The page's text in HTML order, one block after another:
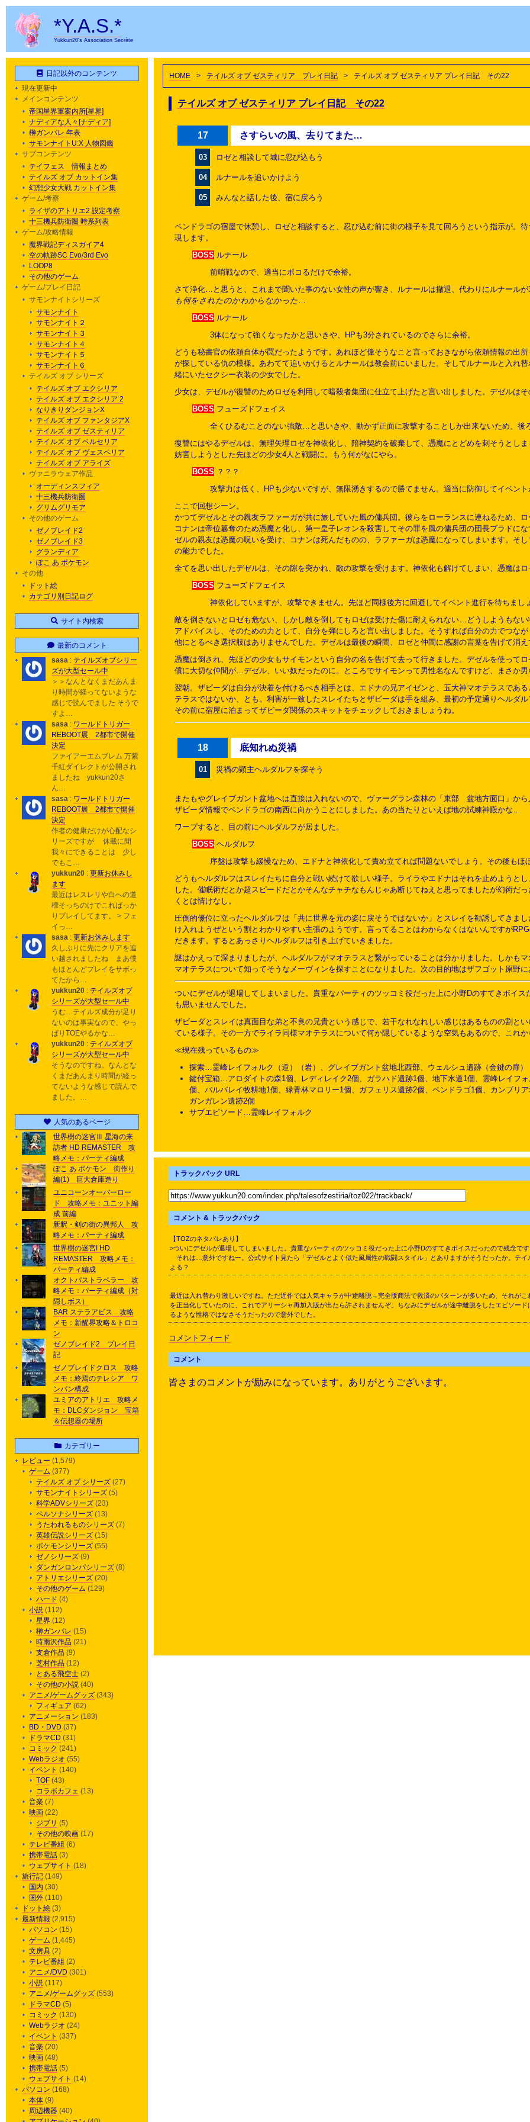
*Y.A.S.*
Yukkun20's Association Secrète
HOME > テイルズ オブ ゼスティリア プレイ日記 > テイルズ オブ ゼスティリア プレイ日記 その22
テイルズ オブ ゼスティリア プレイ日記 その22
17 さすらいの風、去りてまた…
03 ロゼと相談して城に忍び込もう
04 ルナールを追いかけよう
05 みんなと話した後、宿に戻ろう
ペンドラゴの宿屋で休憩し、ロゼと相談すると、忍び込む前に街の様子を見て回ろうという指示が。
現します。
BOSS ルナール
前哨戦なので、適当にボコるだけで余裕。
さて浄化…と思うと、これまで聞いた事のない女性の声が響き、ルナールは撤退、代わりにルナールが
も何をされたのかわからなかった…
BOSS ルナール
3体になって強くなったかと思いきや、HPも3分されているのでさらに余裕。
どうも秘書官の依頼自体が罠だったようです。あれほど偉そうなこと言っておきながら依頼情報の出
が探している仇の模様。あわてて追いかけるとルナールは教会前にいました。そしてルナールと入れ
緒にいたセクシー衣装の少女でした。
少女は、デゼルが復讐のためロゼを利用して暗殺者集団に仕立て上げたと言い出しました。デゼルは
BOSS フューズドフェイス
全くひるむことのない強敵…と思いきや、動かず正面に攻撃することしか出来ないため、後
復讐にはやるデゼルは、無理矢理ロゼを神依化し、陪神契約を破棄して、憑魔にとどめを刺そうとし
妨害しようとした先ほどの少女4人と戦闘に。もう何がなにやら。
BOSS ？？？
攻撃力は低く、HPも少ないですが、無限湧きするので勝てません。適当に防御してイベント
ここで回想シーン。
かつてデゼルとその親友ラファーガが共に旅していた風の傭兵団。彼らをローランスに連ねるため、
コナンは帝位簒奪のため憑魔と化し、第一皇子レオンを殺害してその罪を風の傭兵団の団長ブラドに
ゼルの親友は憑魔の呪いを受け、コナンは死んだものの、ラファーガは憑魔になってしまいます。そ
の能力でした。
全てを思い出したデゼルは、その隙を突かれ、敵の攻撃を受けます。神依化も解けてしまい、憑魔はロ
BOSS フューズドフェイス
神依化していますが、攻撃できません。先ほど同様後方に回避してイベント進行を待ちまし
敵を倒さないとロゼも危ない、しかし敵を倒してもロゼは受けた傷に耐えられない…どうしようもな
アドバイスし、そのための力として、自分を弾にしろと言い出しました。そうすれば自分の力でつな
他にとるべき選択肢はありませんでした。デゼルは最後の瞬間、ロゼと仲間に感謝の言葉を告げて消え
憑魔は倒され、先ほどの少女もサイモンという自分の名を告げて去って行きました。デゼルを使って
償に大切な仲間が…デゼル、いい奴だったのに。ところでサイモンって男性名なんですけど、まさか
翌朝。ザビーダは自分が決着を付けるべき相手とは、エドナの兄アイゼンと、五大神マオテラスであ
テラスではないか、とも。利害が一致したスレイたちとザビーダは手を組み、最初の予定通りヘルダ
その前に宿屋に泊まってザビーダ関係のスキットをチェックしておきましょうね。
18 底知れぬ災禍
01 災禍の顕主ヘルダルフを探そう
またもやグレイブガント盆地へは直接は入れないので、ヴァーグラン森林の「東部 盆地方面口」か
ザビーダ情報でペンドラゴの南西に向かうことにしました。あの当たりといえば地の試練神殿かな…
ワープすると、目の前にヘルダルフが居ました。
BOSS ヘルダルフ
序盤は攻撃も緩慢なため、エドナと神依化して責め立てれば問題ないでしょう。その後もほ
どうもヘルダルフはスレイたちに自分と戦い続けて欲しい様子。ライラやエドナはそれを止めようと
した。催眠術だとか超スピードだとかそんなチャチなもんじゃあ断じてねえと思ってましたが幻術だ
くとは情けなし。
圧倒的優位に立ったヘルダルフは「共に世界を元の姿に戻そうではないか」とスレイを勧誘してきま
け入れようぜという割とわかりやすい主張のようです。言ってることはわからなくはないんですが
だきます。するとあっさりヘルダルフは引き上げていきました。
謎はかえって深まりましたが、ヘルダルフがマオテラスと繋がっていることは分かりました。しかも
マオテラスについて知ってそうなメーヴィンを探すことになりました。次の目的地はザフゴット原野に
ついにデゼルが退場してしまいました。貴重なパーティのツッコミ役だった上に小野Dのすてきボイ
も思いませんでした。
ザビーダとスレイは真面目な弟と不良の兄貴という感じで、若干なれなれしい感じはあるものの割と
ている様子。その一方でライラ同様マオテラスについて何か隠しているような空気もあるので、これか
≪現在残っているもの≫
探索…霊峰レイフォルク（道）（岩）、グレイブガント盆地北西部、ウェルシュ遺跡（金鍵の扉）
鍵付宝箱…アロダイトの森1個、レディレイク2個、ガラハド遺跡1個、地下水道1個、霊峰レイフ
個、バルバレイ牧耕地1個、緑青林マロリー1個、ガフェリス遺跡2個、ペンドラゴ1個、カンブリ
ガンガレン遺跡2個
サブエピソード…霊峰レイフォルク
トラックバック URL
コメント & トラックバック
【TOZのネタバレあり】
>ついにデゼルが退場してしまいました。貴重なパーティのツッコミ役だった上に小野Dのすてきボイスだったので残念で
それは…意外ですねー。公式サイト見たら「デゼルとよく似た風属性の戦闘スタイル」とありますがそうだったか。テ
よる？
最近は入れ替わり激しいですね。ただ近作では人気キャラが中途離脱→完全版商法で救済のパターンが多いため、それが
を正当化していたのに、これでアリーシャ再加入版が出たら許されませんぞ。ちなみにデゼルが途中離脱をしたエピソー
るような性格ではなさそうだったので意外でした。
コメントフィード
コメント
皆さまのコメントが励みになっています。ありがとうございます。
日記以外のコンテンツ
現在更新中
メインコンテンツ
帝国星界軍案内所[星界]
ナディアな人々[ナディア]
榊ガンパレ 年表
サモンナイトU:X 人物図鑑
サブコンテンツ
テイフェス 情報まとめ
テイルズ オブ カットイン集
幻想少女大戦 カットイン集
ゲーム/考察
ライザのアトリエ2 設定考察
十三機兵防衛圏 時系列表
ゲーム/攻略情報
魔界戦記ディスガイア4
空の軌跡SC Evo/3rd Evo
LOOP8
その他のゲーム
ゲーム/プレイ日記
サモンナイトシリーズ
サモンナイト
サモンナイト２
サモンナイト３
サモンナイト４
サモンナイト５
サモンナイト６
テイルズ オブ シリーズ
テイルズ オブ エクシリア
テイルズ オブ エクシリア 2
なりきりダンジョンX
テイルズ オブ ファンタジアX
テイルズ オブ ゼスティリア
テイルズ オブ ベルセリア
テイルズ オブ ヴェスペリア
テイルズ オブ アライズ
ヴァニラウェア作品
オーディンスフィア
十三機兵防衛圏
グリムグリモア
その他のゲーム
ゼノブレイド2
ゼノブレイド3
グランディア
ぽこ あ ポケモン
その他
ドット絵
カテゴリ別日記ログ
サイト内検索
最新のコメント
sasa : テイルズオブシリー
ズが大型セール中
＞＞なんとなくまだあんま
り時間が経ってないような
感じで読んでました そうで
すよ…
sasa : ワールドトリガー
REBOOT展 2都市で開催
決定
ファイアーエムブレム 万紫
千紅ダイレクトが公開され
ましたね yukkun20さ
ん…
sasa : ワールドトリガー
REBOOT展 2都市で開催
決定
作者の健康だけが心配なシ
リーズですが 休載に間
我々にできることは 少し
でもこ…
yukkun20 : 更新お休みし
ます
最近はレスレリや白への道
標そっちのけでこればっか
りプレイしてます。 > フェ
イっ…
sasa : 更新お休みします
久しぶりに先にクリアを追
い越されましたね まあ僕
もほとんどプレイをサボっ
てたから…
yukkun20 : テイルズオブ
シリーズが大型セール中
うむ…テイルズ成分が足り
ないのは事実なので、やっ
ぱりTOEやるかな…
yukkun20 : テイルズオブ
シリーズが大型セール中
そうなのですね。なんとな
くまだあんまり時間が経っ
てないような感じで読んで
ました。…
人気のあるページ
世界樹の迷宮Ⅲ 星海の来
訪者 HD REMASTER 攻
略メモ：パーティ編成
ぽこ あ ポケモン 街作り
編(1) 巨大倉庫造り
ユニコーンオーバーロー
ド 攻略メモ：ユニット編
成 前編
新釈・剣の街の異邦人 攻
略メモ：パーティ編成
世界樹の迷宮I HD
REMASTER 攻略メモ：
パーティ編成
オクトパストラベラー 攻
略メモ：パーティ編成（対
隠しボス）
BAR ステラアビス 攻略
メモ：新醒界攻略＆トロコ
ン
ゼノブレイド2 プレイ日
記
ゼノブレイドクロス 攻略
メモ：終焉のテレシア ワ
ンパン構成
ユミアのアトリエ 攻略メ
モ：DLCダンジョン 宝箱
＆伝想器の場所
カテゴリー
レビュー (1,579)
ゲーム (377)
テイルズ オブ シリーズ (27)
サモンナイトシリーズ (5)
科学ADVシリーズ (23)
ペルソナシリーズ (13)
うたわれるものシリーズ (7)
英雄伝説シリーズ (15)
ポケモンシリーズ (55)
ゼノシリーズ (9)
ダンガンロンパシリーズ (8)
アトリエシリーズ (20)
その他のゲーム (129)
ハード (4)
小説 (112)
星界 (12)
榊ガンパレ (15)
時雨沢作品 (21)
支倉作品 (9)
芝村作品 (12)
とある飛空士 (2)
その他の小説 (40)
アニメ/ゲームグッズ (343)
フィギュア (62)
アニメーション (183)
BD・DVD (37)
ドラマCD (31)
コミック (241)
Webラジオ (55)
イベント (140)
TOF (43)
コラボカフェ (13)
音楽 (7)
映画 (22)
ジブリ (5)
その他の映画 (17)
テレビ番組 (6)
携帯電話 (3)
ウェブサイト (18)
旅行記 (149)
国内 (30)
国外 (110)
ドット絵 (3)
最新情報 (2,915)
パソコン (15)
ゲーム (1,445)
文房具 (2)
テレビ番組 (2)
アニメ/DVD (301)
小説 (117)
アニメ/ゲームグッズ (553)
ドラマCD (5)
コミック (130)
Webラジオ (24)
イベント (337)
音楽 (20)
映画 (48)
携帯電話 (5)
ウェブサイト (14)
パソコン (168)
本体 (9)
周辺機器 (40)